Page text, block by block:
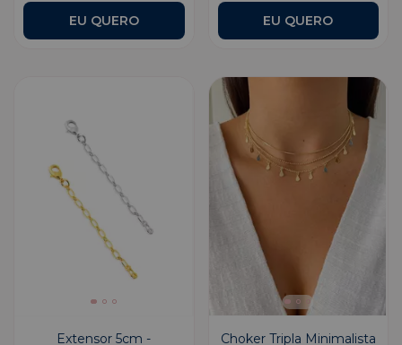
Extensor 5cm -
Choker Tripla Minimalista